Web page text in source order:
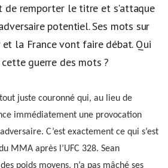
de remporter le titre et s'attaque
potentiel. Ses mots sur
et la France vont faire débat. Qui
guerre des mots ?
juste couronné qui, au lieu de
immédiatement une provocation
C’est exactement ce qui s’est
MMA après l’UFC 328. Sean
poids moyens, n’a pas mâché ses